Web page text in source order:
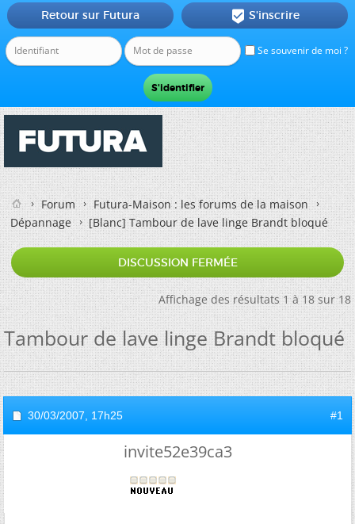
Se souvenir de moi ?
Retour sur Futura  S'inscrire
Forum
Futura-Maison : les forums de la maison
Dépannage
[Blanc]Tambour de lave linge Brandt bloqué
DISCUSSION FERMÉE
Affichage des résultats 1 à 18 sur 18
Tambour de lave linge Brandt bloqué
30/03/2007, 17h25 #1
invite52e39ca3